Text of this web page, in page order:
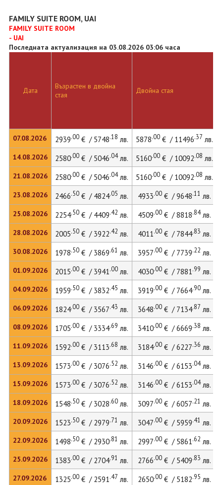
FAMILY SUITE ROOM, UAI
FAMILY SUITE ROOM
- UAI
Последната актуализация на 03.08.2026 03:06 часа
Дата
07.08.2026
14.08.2026
21.08.2026
23.08.2026
25.08.2026
28.08.2026
30.08.2026
01.09.2026
04.09.2026
06.09.2026
08.09.2026
11.09.2026
13.09.2026
15.09.2026
18.09.2026
20.09.2026
22.09.2026
25.09.2026
27.09.2026
Възрастен в двойна
стая
Двойна стая
2939.00€ / 5748.18 лв. 5878.00€ / 11496.37 лв.
2580.00€ / 5046.04лв. 5160.00€ / 10092.08 лв.
2580.00€ / 5046.04лв. 5160.00€ / 10092.08 лв.
2466.50€ / 4824.05 лв. 4933.00€ / 9648.11 лв.
2254.50€ / 4409.42 лв. 4509.00€ / 8818.84лв.
2005.50€ / 3922.42 лв. 4011.00€ / 7844.83 лв.
1978.50€ / 3869.61 лв. 3957.00€ / 7739.22 лв.
2015.00€ / 3941.00лв. 4030.00€ / 7881.99 лв.
1959.50€ / 3832.45 лв. 3919.00€ / 7664.90лв.
1824.00€ / 3567.43 лв. 3648.00€ / 7134.87 лв.
1705.00€ / 3334.69 лв. 3410.00€ / 6669.38 лв.
1592.00€ / 3113.68 лв. 3184.00€ / 6227.36 лв.
1573.00€ / 3076.52 лв. 3146.00€ / 6153.04лв.
1573.00€ / 3076.52 лв. 3146.00€ / 6153.04лв.
1548.50€ / 3028.60лв. 3097.00€ / 6057.21 лв.
1523.50€ / 2979.71 лв. 3047.00€ / 5959.41 лв.
1498.50€ / 2930.81 лв. 2997.00€ / 5861.62 лв.
1383.00€ / 2704.91 лв. 2766.00€ / 5409.83 лв.
1325.00€ / 2591.47 лв. 2650.00€ / 5182.95 лв.